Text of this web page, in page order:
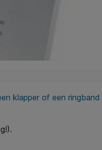
klapper of een ringband